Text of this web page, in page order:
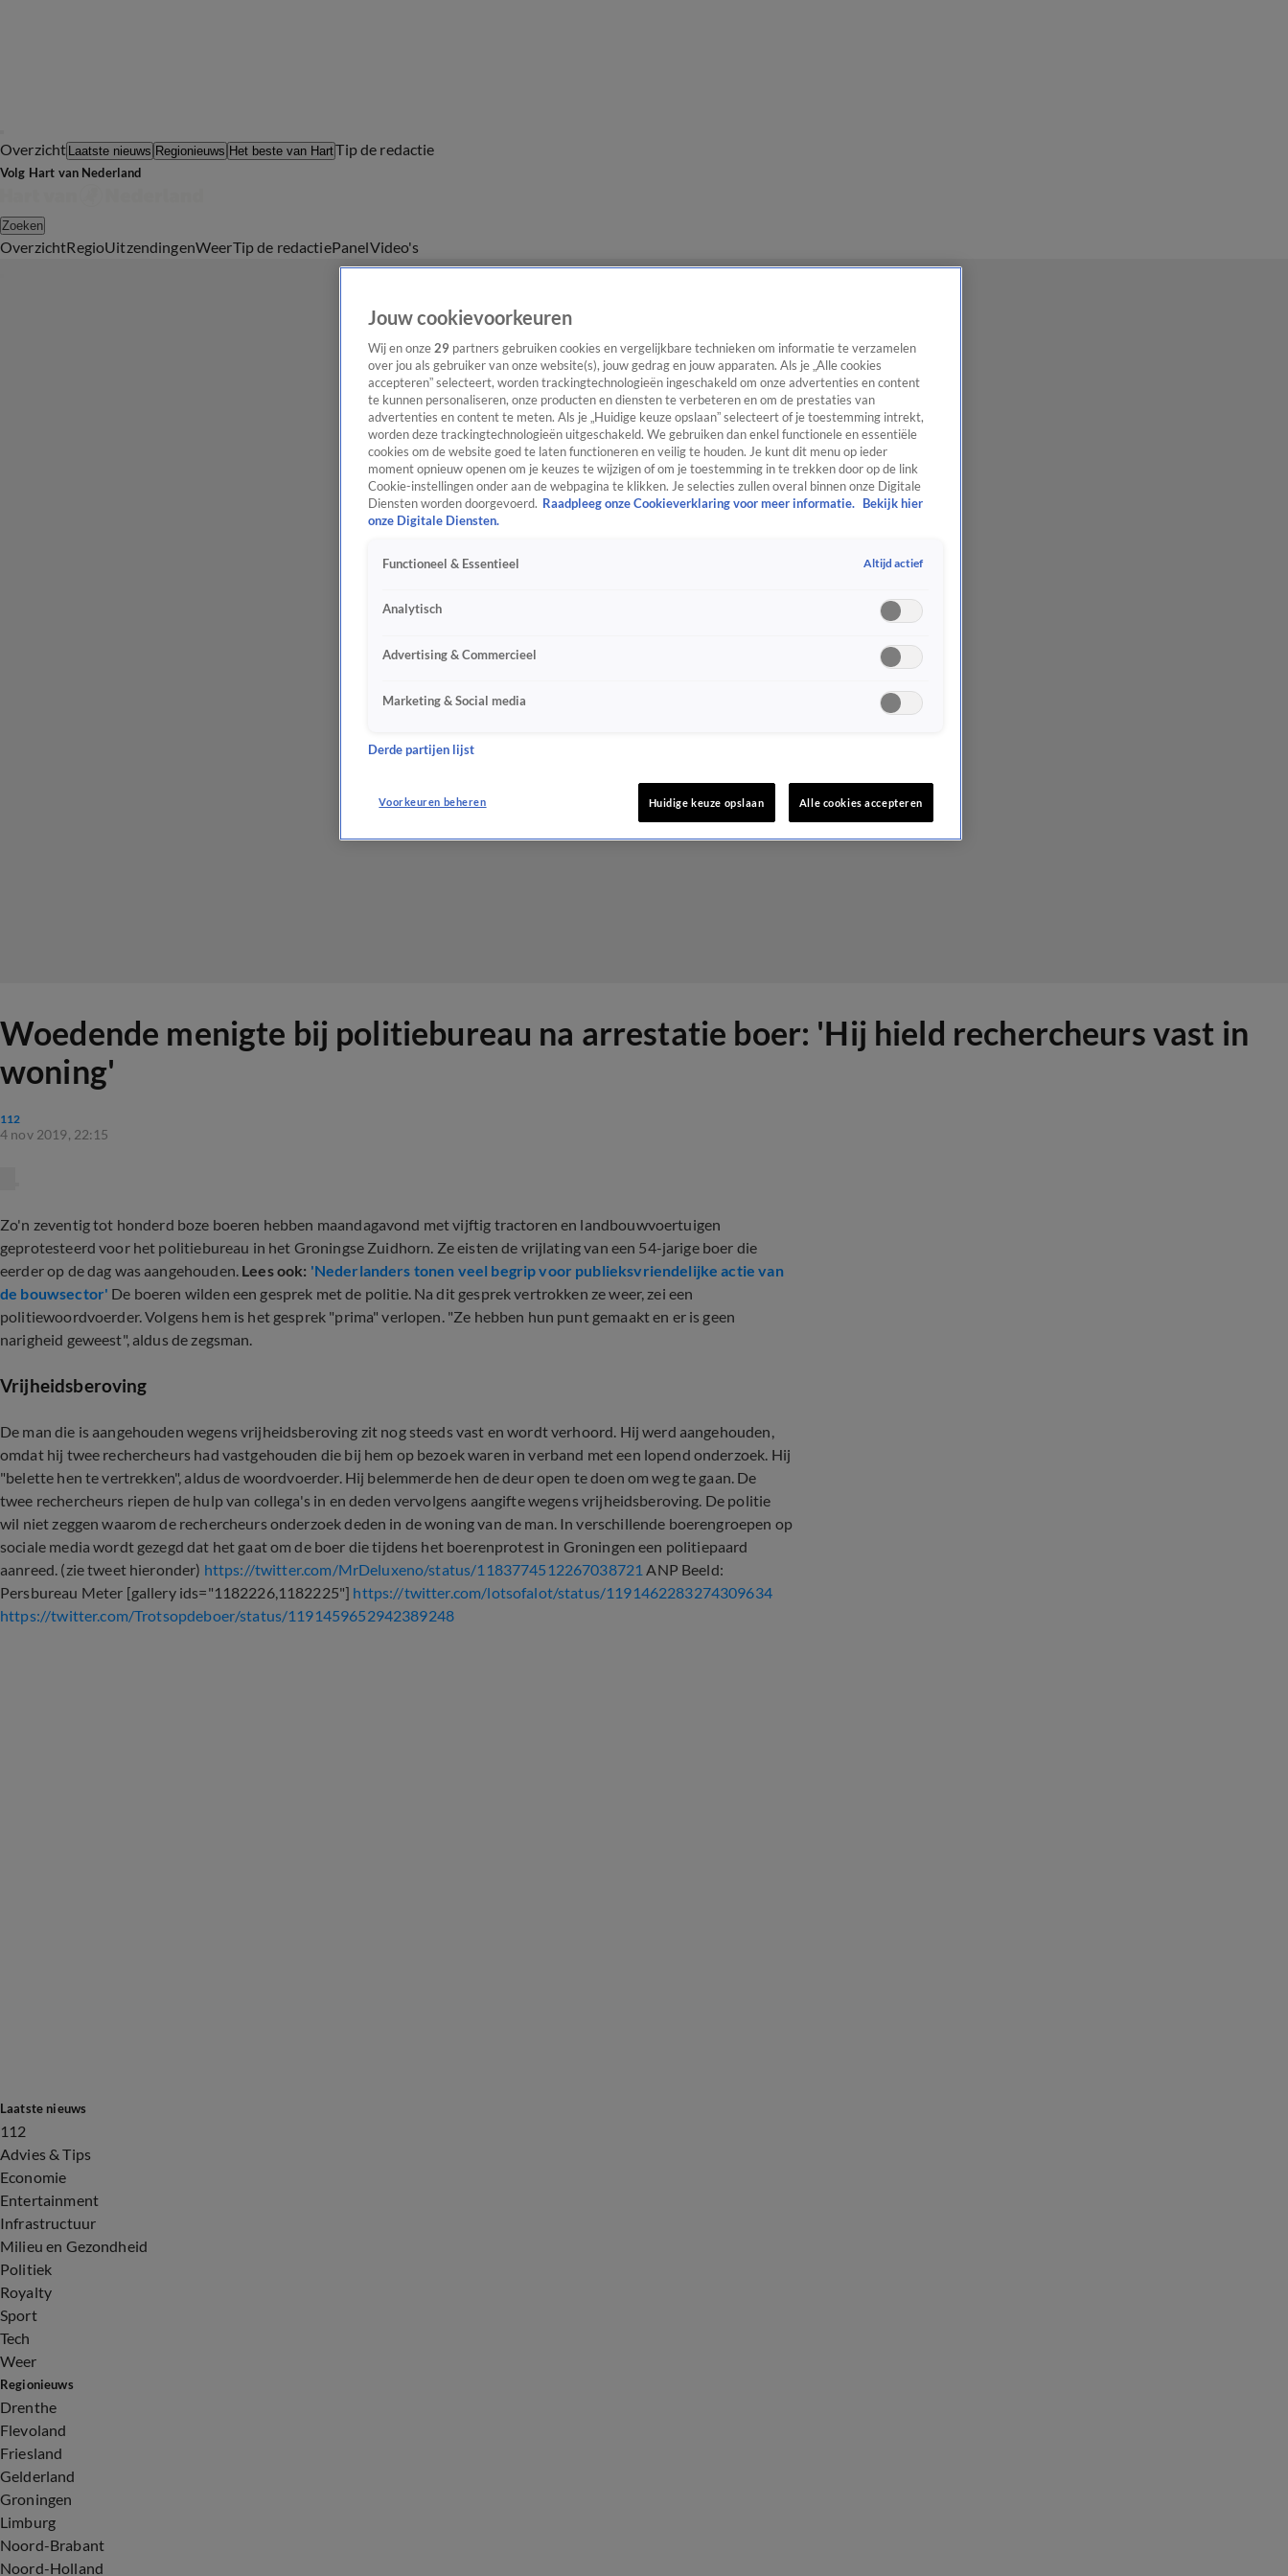
Overzicht Laatste nieuws Regionieuws Het beste van HartTip de redactie
Volg Hart van Nederland
Zoeken
OverzichtRegioUitzendingenWeerTip de redactiePanelVideo's
Woedende menigte bij politiebureau na arrestatie boer: 'Hij hield rechercheurs vast in
woning'
112
4 nov 2019, 22:15
Zo'n zeventig tot honderd boze boeren hebben maandagavond met vijftig tractoren en landbouwvoertuigen
geprotesteerd voor het politiebureau in het Groningse Zuidhorn. Ze eisten de vrijlating van een 54-jarige boer die
eerder op de dag was aangehouden. Lees ook: 'Nederlanders tonen veel begrip voor publieksvriendelijke actie van
de bouwsector' De boeren wilden een gesprek met de politie. Na dit gesprek vertrokken ze weer, zei een
politiewoordvoerder. Volgens hem is het gesprek "prima" verlopen. "Ze hebben hun punt gemaakt en er is geen
narigheid geweest", aldus de zegsman.
Vrijheidsberoving
De man die is aangehouden wegens vrijheidsberoving zit nog steeds vast en wordt verhoord. Hij werd aangehouden,
omdat hij twee rechercheurs had vastgehouden die bij hem op bezoek waren in verband met een lopend onderzoek. Hij
"belette hen te vertrekken", aldus de woordvoerder. Hij belemmerde hen de deur open te doen om weg te gaan. De
twee rechercheurs riepen de hulp van collega's in en deden vervolgens aangifte wegens vrijheidsberoving. De politie
wil niet zeggen waarom de rechercheurs onderzoek deden in de woning van de man. In verschillende boerengroepen op
sociale media wordt gezegd dat het gaat om de boer die tijdens het boerenprotest in Groningen een politiepaard
aanreed. (zie tweet hieronder) https://twitter.com/MrDeluxeno/status/1183774512267038721 ANP Beeld:
Persbureau Meter [gallery ids="1182226,1182225"] https://twitter.com/lotsofalot/status/1191462283274309634
https://twitter.com/Trotsopdeboer/status/1191459652942389248
Laatste nieuws
112
Advies & Tips
Economie
Entertainment
Infrastructuur
Milieu en Gezondheid
Politiek
Royalty
Sport
Tech
Weer
Regionieuws
Drenthe
Flevoland
Friesland
Gelderland
Groningen
Limburg
Noord-Brabant
Noord-Holland
Jouw cookievoorkeuren
Wij en onze 29 partners gebruiken cookies en vergelijkbare technieken om informatie te verzamelen
over jou als gebruiker van onze website(s), jouw gedrag en jouw apparaten. Als je „Alle cookies
accepteren” selecteert, worden trackingtechnologieën ingeschakeld om onze advertenties en content
te kunnen personaliseren, onze producten en diensten te verbeteren en om de prestaties van
advertenties en content te meten. Als je „Huidige keuze opslaan” selecteert of je toestemming intrekt,
worden deze trackingtechnologieën uitgeschakeld. We gebruiken dan enkel functionele en essentiële
cookies om de website goed te laten functioneren en veilig te houden. Je kunt dit menu op ieder
moment opnieuw openen om je keuzes te wijzigen of om je toestemming in te trekken door op de link
Cookie-instellingen onder aan de webpagina te klikken. Je selecties zullen overal binnen onze Digitale
Diensten worden doorgevoerd. Raadpleeg onze Cookieverklaring voor meer informatie.
Bekijk hier
onze Digitale Diensten.
Functioneel & Essentieel Altijd actief
Analytisch
Advertising & Commercieel
Marketing & Social media
Derde partijen lijst
Voorkeuren beheren Huidige keuze opslaan Alle cookies accepteren